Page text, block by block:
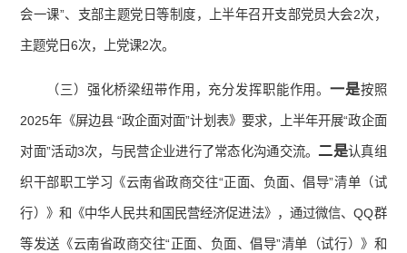
会一课”、支部主题党日等制度，上半年召开支部党员大会2次，
主题党日6次，上党课2次。
（三）强化桥梁纽带作用，充分发挥职能作用。一是按照
2025年《屏边县 “政企面对面”计划表》要求，上半年开展“政企面
对面”活动3次，与民营企业进行了常态化沟通交流。 二是认真组
织干部职工学习《云南省政商交往“正面、负面、倡导”清单（试
行）》和《中华人民共和国民营经济促进法》，通过微信、QQ群
等发送《云南省政商交往“正面、负面、倡导”清单（试行）》和